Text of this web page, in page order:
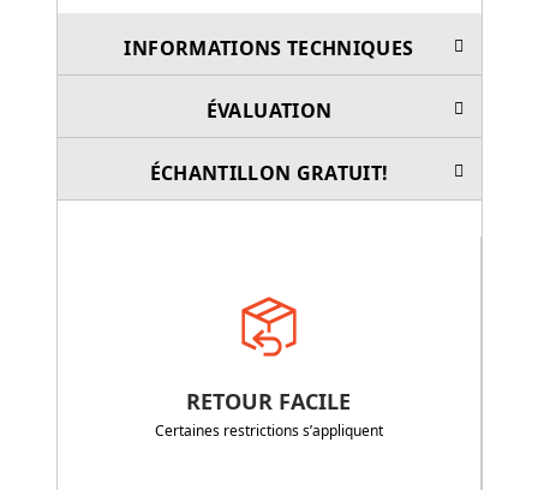
INFORMATIONS TECHNIQUES
ÉVALUATION
ÉCHANTILLON GRATUIT!
RETOUR FACILE
Certaines restrictions s’appliquent